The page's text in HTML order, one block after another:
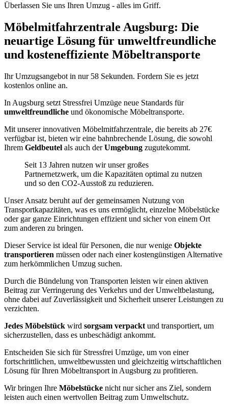
Überlassen Sie uns Ihren Umzug - alles im Griff.
Möbelmitfahrzentrale Augsburg: Die
neuartige Lösung für umweltfreundliche
und kosteneffiziente Möbeltransporte
Ihr Umzugsangebot in nur 58 Sekunden. Fordern Sie es jetzt
kostenlos online an.
In Augsburg setzt Stressfrei Umzüge neue Standards für
umweltfreundliche und ökonomische Möbeltransporte.
Mit unserer innovativen Möbelmitfahrzentrale, die bereits ab 27€
verfügbar ist, bieten wir eine bahnbrechende Lösung, die sowohl
Ihrem Geldbeutel als auch derUmgebung zugutekommt.
Seit 13 Jahren nutzen wir unser großes
Partnernetzwerk, um die Kapazitäten optimal zu nutzen
und so den CO2-Ausstoß zu reduzieren.
Unser Ansatz beruht auf der gemeinsamen Nutzung von
Transportkapazitäten, was es uns ermöglicht, einzelne Möbelstücke
oder gar ganze Einrichtungen effizient und sicher von einem Ort
zum anderen zu bringen.
Dieser Service ist ideal für Personen, die nur wenige Objekte
transportieren müssen oder nach einer kostengünstigen Alternative
zum herkömmlichen Umzug suchen.
Durch die Bündelung von Transporten leisten wir einen aktiven
Beitrag zur Verringerung des Verkehrs und der Umweltbelastung,
ohne dabei auf Zuverlässigkeit und Sicherheit unserer Leistungen zu
verzichten.
Jedes Möbelstück wird sorgsam verpackt und transportiert, um
sicherzustellen, dass es unbeschädigt ankommt.
Entscheiden Sie sich für Stressfrei Umzüge, um von einer
fortschrittlichen, umweltbewussten und gleichzeitig wirtschaftlichen
Lösung für Ihren Möbeltransport in Augsburg zu profitieren.
Wir bringen Ihre Möbelstücke nicht nur sicher ans Ziel, sondern
leisten auch einen wertvollen Beitrag zum Umweltschutz.